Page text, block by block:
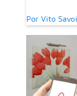
de
Por Vito